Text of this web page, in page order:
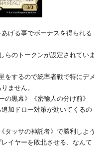
げる事でボーナスを得られる
らのトークンが設定されていま
をするので統率者戦で特にデメ
ません。
黒幕》《密輸人の分け前》
加ドロー対策が効いてくるの
タッサの神託者》で勝利しよう
イヤーを敗北させる、なんて